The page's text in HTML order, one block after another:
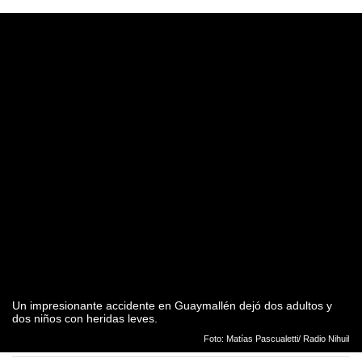
Un impresionante accidente en Guaymallén dejó dos adultos y
dos niños con heridas leves.
Foto: Matías Pascualetti/ Radio Nihuil